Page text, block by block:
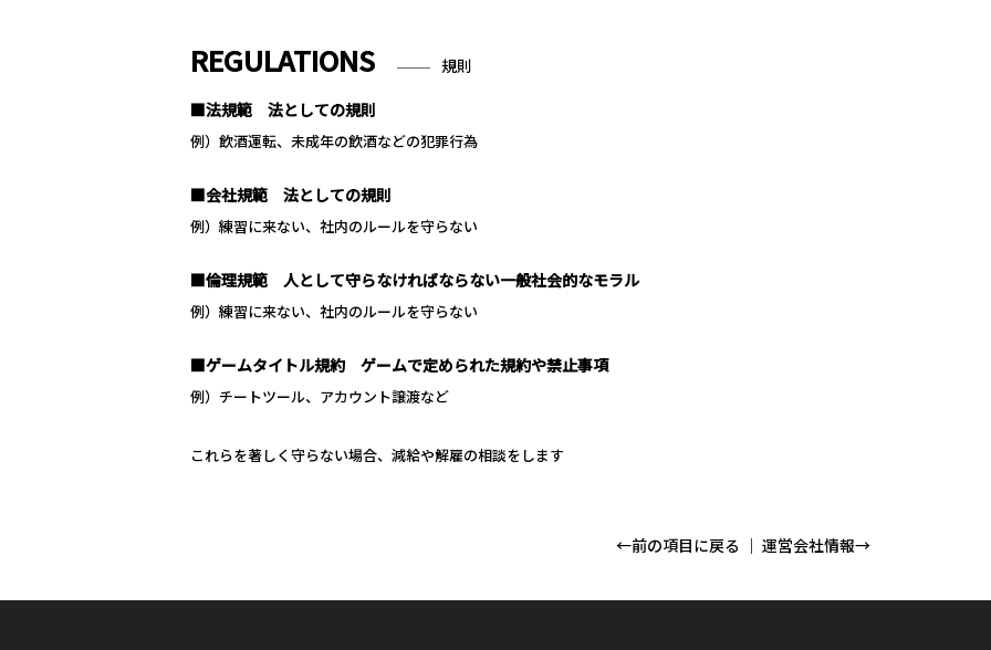
REGULATIONS
規則
■法規範 法としての規則
例）飲酒運転、未成年の飲酒などの犯罪行為
■会社規範 法としての規則
例）練習に来ない、社内のルールを守らない
■倫理規範 人として守らなければならない一般社会的なモラル
例）練習に来ない、社内のルールを守らない
■ゲームタイトル規約 ゲームで定められた規約や禁止事項
例）チートツール、アカウント譲渡など
これらを著しく守らない場合、減給や解雇の相談をします
←前の項目に戻る ｜ 運営会社情報→